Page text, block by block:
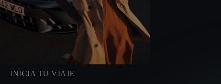
INICIA TU VIAJE